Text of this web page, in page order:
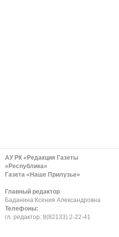
АУ РК «Редакция Газеты
«Республика»
Газета «Наше Прилузье»
Главный редактор
Баданина Ксения Александровна
Телефоны:
гл. редактор: 8(82133) 2-22-41